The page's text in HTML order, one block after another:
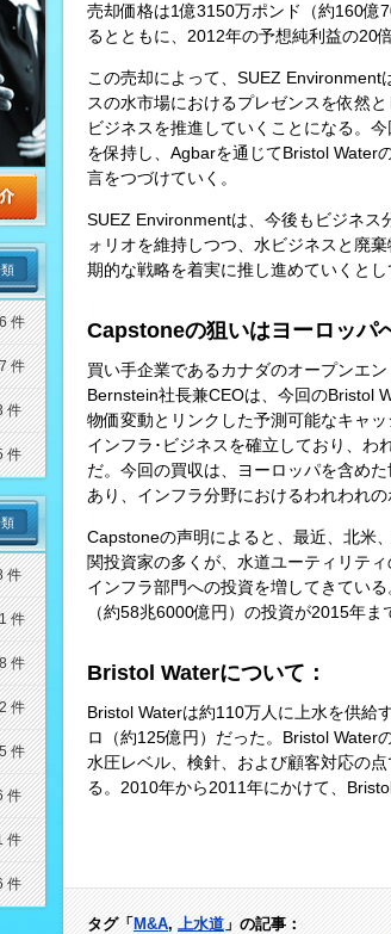
売却価格は1億3150万ポンド（約160億
るとともに、2012年の予想純利益の20
この売却によって、SUEZ
スの水市場におけるプレゼンスを依然
ビジネスを推進していくことになる。
を保持し、Agbarを通じてBristol Water
言をつづけていく。
SUEZ Environmentは、今後もビジネス
ォリオを維持しつつ、水ビジネスと廃
期的な戦略を着実に推し進めていくとし
Capstoneの狙いはヨーロッパ
買い手企業であるカナダのオープンエ
Bernstein社長兼CEOは、今回のBristol
物価変動とリンクした予測可能なキャ
インフラ･ビジネスを確立しており、わ
だ。今回の買収は、ヨーロッパを含め
あり、インフラ分野におけるわれわれ
Capstoneの声明によると、最近、北米
関投資家の多くが、水道ユーティリテ
インフラ部門への投資を増してきてい
（約58兆6000億円）の投資が2015年ま
Bristol Waterについて：
Bristol Waterは約110万人に上水を供給
ロ（約125億円）だった。Bristol Water
水圧レベル、検針、および顧客対応の
る。2010年から2011年にかけて、
タグ「 M&A, 上水道」の記事：
件
件
件
件
件
件
件
件
件
件
件
件